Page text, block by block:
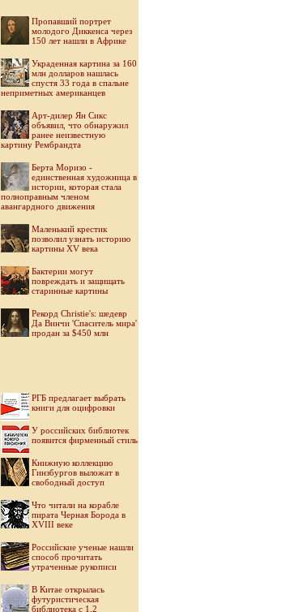
Пропавший портрет
молодого Диккенса через
150 лет нашли в Африке
Украденная картина за 160
млн долларов нашлась
спустя 33 года в спальне
неприметных американцев
Арт-дилер Ян Сикс
объявил, что обнаружил
ранее неизвестную
картину Рембрандта
Берта Моризо -
единственная художница в
истории, которая стала
полноправным членом
авангардного движения
Маленький крестик
позволил узнать историю
картины XV века
Бактерии могут
повреждать и защищать
старинные картины
Рекорд Christie's: шедевр
Да Винчи 'Спаситель мира'
продан за $450 млн
РГБ предлагает выбрать
книги для оцифровки
У российских библиотек
появится фирменный стиль
Книжную коллекцию
Гинзбургов выложат в
свободный доступ
Что читали на корабле
пирата Черная Борода в
XVIII веке
Российские ученые нашли
способ прочитать
утраченные рукописи
В Китае открылась
футуристическая
библиотека с 1,2